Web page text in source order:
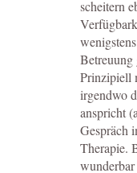
scheitern
Betreuung
Prinzipiell
irgendwo
anspricht
Gespräch
Therapie.
wunderbar